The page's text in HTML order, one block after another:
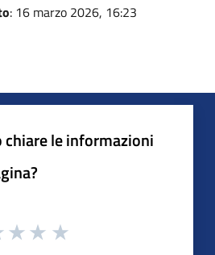
: 16 marzo 2026, 16:23
chiare le informazioni